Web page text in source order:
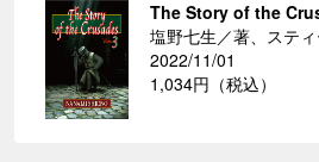
The Story of the
塩野七生／著、ステ
2022/11/01
1,034円（税込）